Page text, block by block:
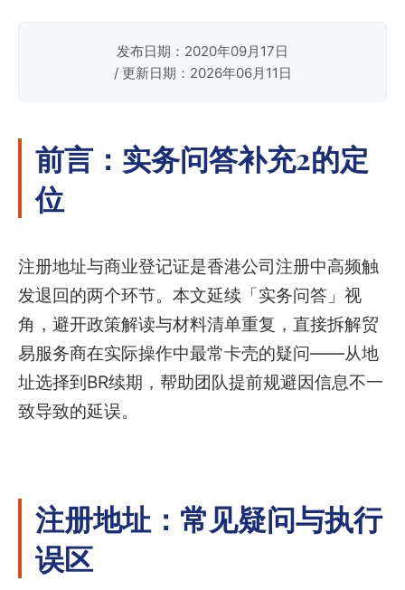
发布日期：2020年09月17日
/ 更新日期：2026年06月11日
前言：实务问答补充2的定
位
注册地址与商业登记证是香港公司注册中高频触
发退回的两个环节。本文延续「实务问答」视
角，避开政策解读与材料清单重复，直接拆解贸
易服务商在实际操作中最常卡壳的疑问——从地
址选择到BR续期，帮助团队提前规避因信息不一
致导致的延误。
注册地址：常见疑问与执行
误区